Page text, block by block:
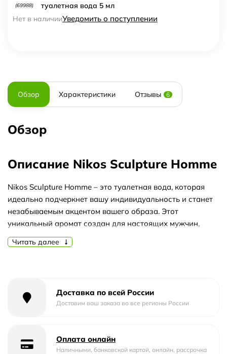
(69988)
туалетная вода 5 мл
Нет в наличииУведомить о поступлении
Обзор Характеристики Отзывы 6
Обзор
Описание Nikos Sculpture Homme
Nikos Sculpture Homme – это туалетная вода, которая
идеально подчеркнет вашу индивидуальность и станет
незабываемым акцентом вашего образа. Этот
уникальный аромат создан для настоящих мужчин,
которые стремятся выделиться из толпы и подчеркнуть
свою силу и магнетизм.
чарующим ароматом на протяжении долгих часов. Этот
аромат идеально подходит для использования в
аромата.
Читать далее
Доставка по всей России
Доставим ваш заказа во все регионы России
Оплата онлайн
Наличными, банковской картой, онлайн, рассрочка